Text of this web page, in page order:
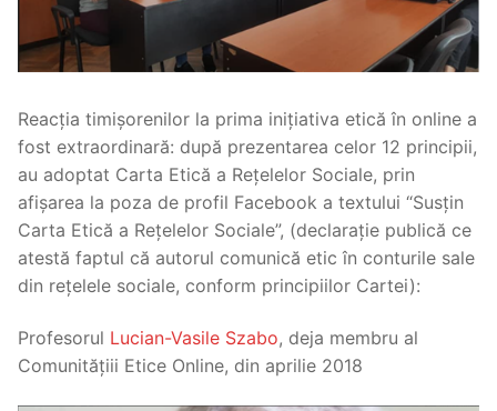
Reacția timișorenilor la prima inițiativa etică în online a
fost extraordinară: după prezentarea celor 12 principii,
au adoptat Carta Etică a Rețelelor Sociale, prin
afișarea la poza de profil Facebook a textului “Susțin
Carta Etică a Rețelelor Sociale”, (declarație publică ce
atestă faptul că autorul comunică etic în conturile sale
din rețelele sociale, conform principiilor Cartei):
Profesorul Lucian-Vasile Szabo, deja membru al
Comunitățiii Etice Online, din aprilie 2018